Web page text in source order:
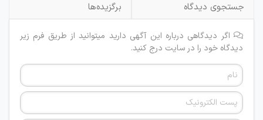
جستجوی دیدگاه
برگزیده‌ها
اگر دیدگاهی درباره این آگهی دارید میتوانید از طریق فرم زیر
دیدگاه خود را در سایت درج کنید.